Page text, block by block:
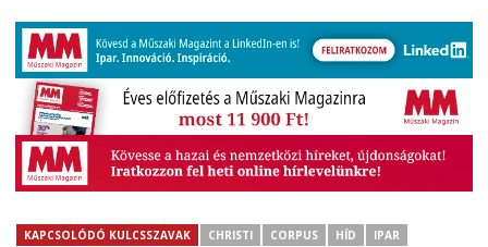
KAPCSOLÓDÓ KULCSSZAVAK CHRISTI CORPUS HÍD
IPAR